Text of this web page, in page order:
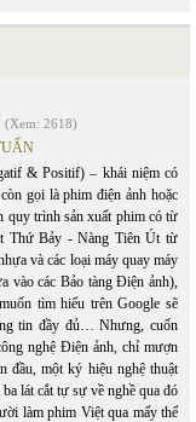
(Xem: 2618)
& Positif) – khái niệm có
gọi là phim điện ảnh hoặc
quy trình sản xuất phim có từ
Thứ Bảy - Nàng Tiên Út từ
và các loại máy quay máy
vào các Bảo tàng Điện ảnh),
tìm hiểu trên Google sẽ
tin đầy đủ… Nhưng, cuốn
nghệ Điện ảnh, chỉ mượn
đầu, một ký hiệu nghệ thuật
lát cắt tự sự về nghề qua đó
làm phim Việt qua mấy thế